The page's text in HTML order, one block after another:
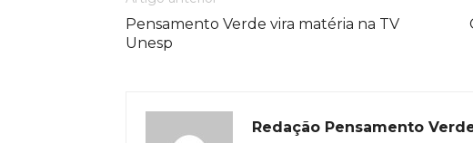
Pensamento Verde vira matéria na TV
Unesp
Redação Pensamento